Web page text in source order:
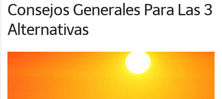
Consejos Generales Para Las 3
Alternativas